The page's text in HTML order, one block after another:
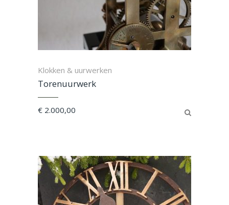
Klokken & uurwerken
Torenuurwerk
€ 2.000,00